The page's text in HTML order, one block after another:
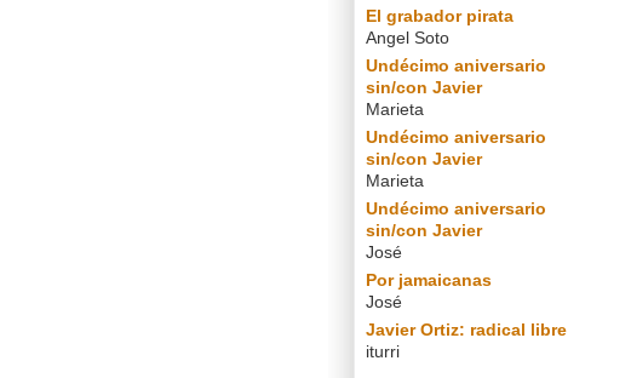
El grabador pirata
Angel Soto
Undécimo aniversario
sin/con Javier
Marieta
Undécimo aniversario
sin/con Javier
Marieta
Undécimo aniversario
sin/con Javier
José
Por jamaicanas
José
Javier Ortiz: radical libre
iturri